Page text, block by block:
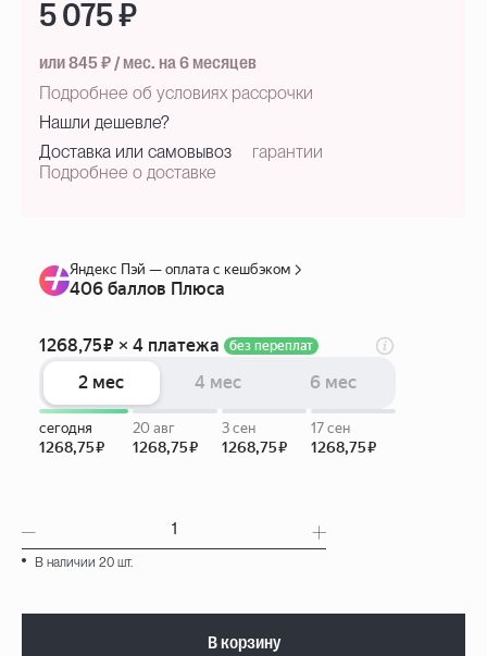
В наличии 20 шт.
В корзину
5 075 ₽
или 845 ₽ / мес. на 6 месяцев
Подробнее об условиях рассрочки
Нашли дешевле?
Доставка или самовывоз
Подробнее о доставке
гарантии